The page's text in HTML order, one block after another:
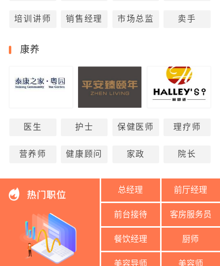
培训讲师 销售经理 市场总监 卖手
康养
医生 护士 保健医师 理疗师
营养师 健康顾问 家政 院长
总经理 前厅经理
前台接待 客房服务员
餐饮经理 厨师
美容导师 美容师